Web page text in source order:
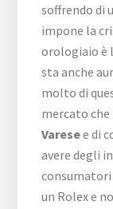
soffrendo di
impone la
orologiaio è
sta anche
molto di
mercato
Varesee di
avere degli
consumatori
un Rolex e